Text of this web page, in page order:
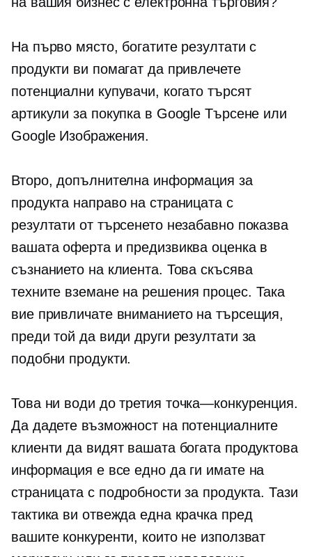
На първо място, богатите резултати с
продукти ви помагат да привлечете
потенциални купувачи, когато търсят
артикули за покупка в Google Търсене или
Google Изображения.
Второ, допълнителна информация за
продукта направо на страницата с
резултати от търсенето незабавно показва
вашата оферта и предизвиква оценка в
съзнанието на клиента. Това скъсява
техните вземане на решения процес. Така
вие привличате вниманието на търсещия,
преди той да види други резултати за
подобни продукти.
Това ни води до третия точка—конкуренция.
Да дадете възможност на потенциалните
клиенти да видят вашата богата продуктова
информация е все едно да ги имате на
страницата с подробности за продукта. Тази
тактика ви отвежда една крачка пред
вашите конкуренти, които не използват